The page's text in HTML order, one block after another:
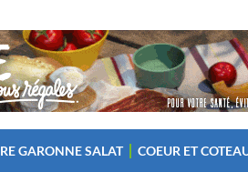
GARONNE SALAT COEUR ET